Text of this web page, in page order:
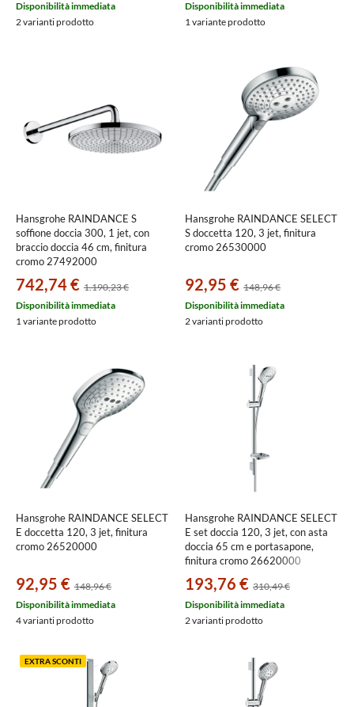
Disponibilità immediata
2 varianti prodotto
Disponibilità immediata
1 variante prodotto
Hansgrohe RAINDANCE S
soffione doccia 300, 1 jet, con
braccio doccia 46 cm, finitura
cromo 27492000
742,74 € 1.190,23 €
Disponibilità immediata
1 variante prodotto
Hansgrohe RAINDANCE SELECT
S doccetta 120, 3 jet, finitura
cromo 26530000
92,95 € 148,96 €
Disponibilità immediata
2 varianti prodotto
Hansgrohe RAINDANCE SELECT
E doccetta 120, 3 jet, finitura
cromo 26520000
92,95 € 148,96 €
Disponibilità immediata
4 varianti prodotto
Hansgrohe RAINDANCE SELECT
E set doccia 120, 3 jet, con asta
doccia 65 cm e portasapone,
finitura cromo 26620000
193,76 € 310,49 €
Disponibilità immediata
2 varianti prodotto
EXTRA SCONTI